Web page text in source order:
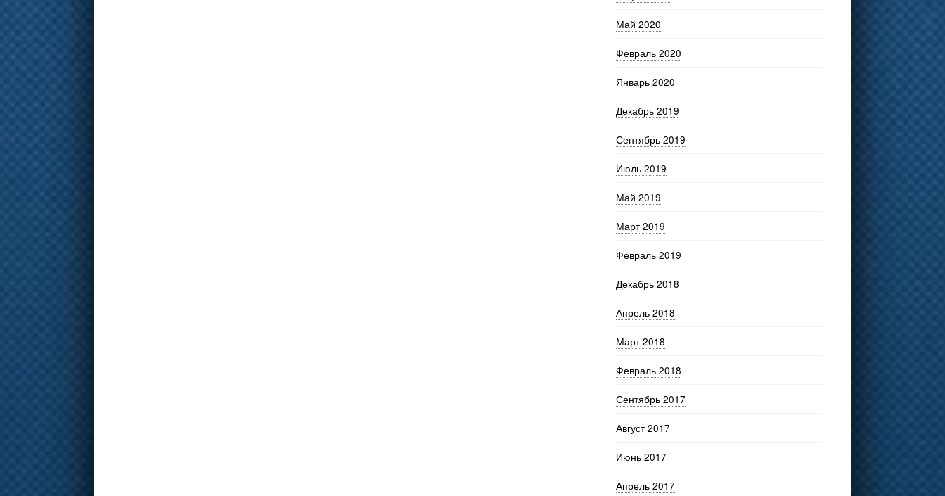
Май 2020
Февраль 2020
Январь 2020
Декабрь 2019
Сентябрь 2019
Июль 2019
Май 2019
Март 2019
Февраль 2019
Декабрь 2018
Апрель 2018
Март 2018
Февраль 2018
Сентябрь 2017
Август 2017
Июнь 2017
Апрель 2017